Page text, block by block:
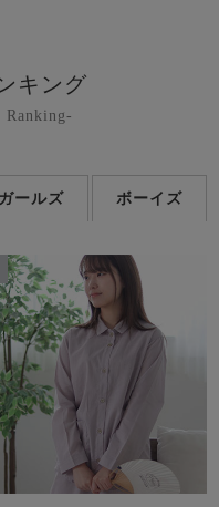
キング
Ranking-
ガールズ ボーイズ